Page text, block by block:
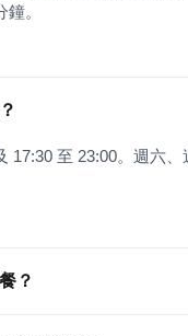
。
17:30 至 23:00。週六
？